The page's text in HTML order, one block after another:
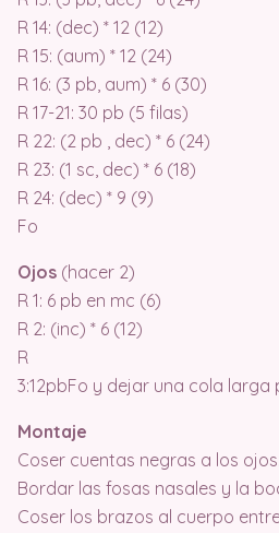
R 14: (dec) * 12 (12)
R 15: (aum) * 12 (24)
R 16: (3 pb, aum) * 6 (30)
R 17-21: 30 pb (5 filas)
R 22: (2 pb , dec) * 6 (24)
R 23: (1 sc, dec) * 6 (18)
R 24: (dec) * 9 (9)
Fo
Ojos (hacer 2)
R 1: 6 pb en mc (6)
R 2: (inc) * 6 (12)
R
3:12pbFo y dejar una cola larga
Montaje
Coser cuentas negras a los ojos.
Bordar las fosas nasales y la
Coser los brazos al cuerpo entre